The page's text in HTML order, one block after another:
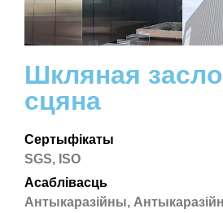
Шкляная
сцяна
Сертыфікаты
SGS, ISO
Асаблівасць
Антыкаразійны,